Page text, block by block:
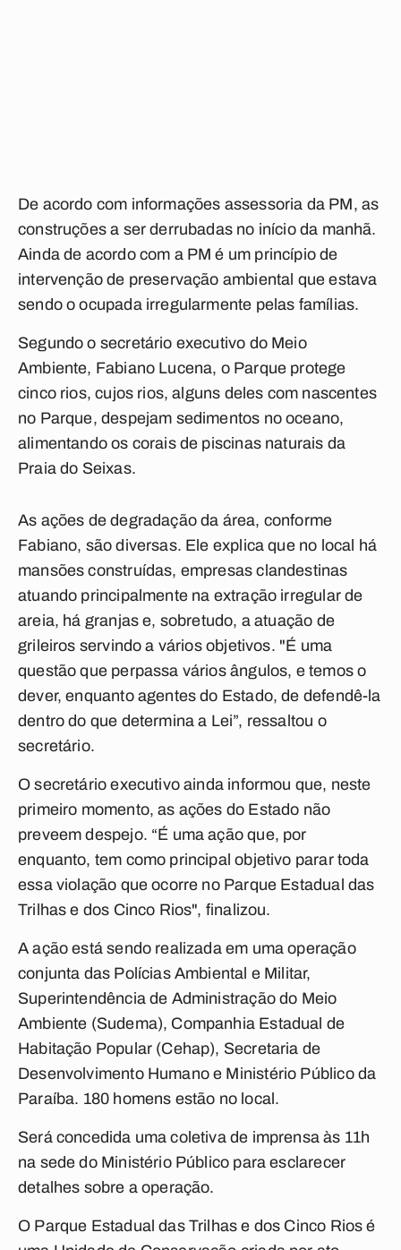
De acordo com informações assessoria da PM, as
construções a ser derrubadas no início da manhã.
Ainda de acordo com a PM é um princípio de
intervenção de preservação ambiental que estava
sendo o ocupada irregularmente pelas famílias.
Segundo o secretário executivo do Meio
Ambiente, Fabiano Lucena, o Parque protege
cinco rios, cujos rios, alguns deles com nascentes
no Parque, despejam sedimentos no oceano,
alimentando os corais de piscinas naturais da
Praia do Seixas.
As ações de degradação da área, conforme
Fabiano, são diversas. Ele explica que no local há
mansões construídas, empresas clandestinas
atuando principalmente na extração irregular de
areia, há granjas e, sobretudo, a atuação de
grileiros servindo a vários objetivos. "É uma
questão que perpassa vários ângulos, e temos o
dever, enquanto agentes do Estado, de defendê-la
dentro do que determina a Lei”, ressaltou o
secretário.
O secretário executivo ainda informou que, neste
primeiro momento, as ações do Estado não
preveem despejo. “É uma ação que, por
enquanto, tem como principal objetivo parar toda
essa violação que ocorre no Parque Estadual das
Trilhas e dos Cinco Rios", finalizou.
A ação está sendo realizada em uma operação
conjunta das Polícias Ambiental e Militar,
Superintendência de Administração do Meio
Ambiente (Sudema), Companhia Estadual de
Habitação Popular (Cehap), Secretaria de
Desenvolvimento Humano e Ministério Público da
Paraíba. 180 homens estão no local.
Será concedida uma coletiva de imprensa às 11h
na sede do Ministério Público para esclarecer
detalhes sobre a operação.
O Parque Estadual das Trilhas e dos Cinco Rios é